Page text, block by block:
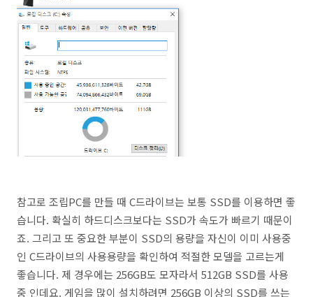
참고로 조립PC를 만들 때 C드라이브는 보통 SSD를 이용하면 좋
습니다. 확실히 하드디스크보다는 SSD가 속도가 빠르기 때문이
죠. 그리고 또 중요한 부분이 SSD의 용량을 자신이 이미 사용중
인 C드라이브의 사용용량을 확인하여 적절한 모델을 고르는게
좋습니다. 제 경우에는 256GB도 모자라서 512GB SSD를 사용
중 인데요. 게임을 많이 설치하려면 256GB 이상의 SSD를 쓰는